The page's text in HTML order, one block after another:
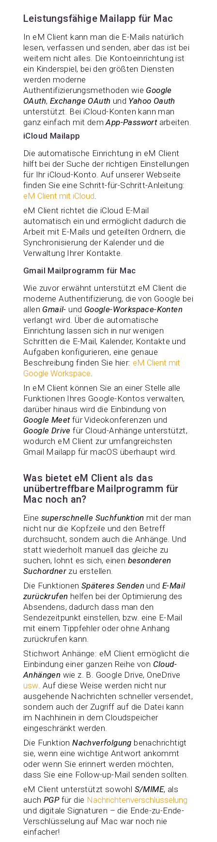
Leistungsfähige Mailapp für Mac
In eM Client kann man die E-Mails natürlich
lesen, verfassen und senden, aber das ist bei
weitem nicht alles. Die Kontoeinrichtung ist
ein Kinderspiel, bei den größten Diensten
werden moderne
Authentifizierungsmethoden wie Google
OAuth, Exchange OAuth und Yahoo Oauth
unterstützt. Bei iCloud-Konten kann man
ganz einfach mit demApp-Passwortarbeiten.
iCloud Mailapp
Die automatische Einrichtung in eM Client
hilft bei der Suche der richtigen Einstellungen
für Ihr iCloud-Konto. Auf unserer Webseite
finden Sie eine Schritt-für-Schritt-Anleitung:
eM Client mit iCloud.
eM Client richtet die iCloud E-Mail
automatisch ein und ermöglicht dadurch die
Arbeit mit E-Mails und geteilten Ordnern, die
Synchronisierung der Kalender und die
Verwaltung Ihrer Kontakte.
Gmail Mailprogramm für Mac
Wie zuvor erwähnt unterstützt eM Client die
moderne Authentifizierung, die von Google bei
allen Gmail- und Google-Workspace-Konten
verlangt wird. Über die automatische
Einrichtung lassen sich in nur wenigen
Schritten die E-Mail, Kalender, Kontakte und
Aufgaben konfigurieren, eine genaue
Beschreibung finden Sie hier: eM Client mit
Google Workspace.
In eM Client können Sie an einer Stelle alle
Funktionen Ihres Google-Kontos verwalten,
darüber hinaus wird die Einbindung von
Google Meetfür Videokonferenzen und
Google Drive für Cloud-Anhänge unterstützt,
wodurch eM Client zur umfangreichsten
Gmail Mailapp für macOS überhaupt wird.
Was bietet eM Client als das
unübertreffbare Mailprogramm für
Mac noch an?
Eine superschnelle Suchfunktion mit der man
nicht nur die Kopfzeile und den Betreff
durchsucht, sondern auch die Anhänge. Und
statt wiederholt manuell das gleiche zu
suchen, lohnt es sich, einen besonderen
Suchordner zu erstellen.
Die Funktionen Späteres Senden und E-Mail
zurückrufen helfen bei der Optimierung des
Absendens, dadurch dass man den
Sendezeitpunkt einstellen, bzw. eine E-Mail
mit einem Tippfehler oder ohne Anhang
zurückrufen kann.
Stichwort Anhänge: eM Client ermöglicht die
Einbindung einer ganzen Reihe von Cloud-
Anhängen wie z. B. Google Drive, OneDrive
usw. Auf diese Weise werden nicht nur
ausgehende Nachrichten schneller versendet,
sondern auch der Zugriff auf die Datei kann
im Nachhinein in dem Cloudspeicher
eingeschränkt werden.
Die FunktionNachverfolgung benachrichtigt
sie, wenn eine wichtige Antwort ankommt
oder wenn Sie erinnert werden möchten,
dass Sie eine Follow-up-Mail senden sollten.
eM Client unterstützt sowohl S/MIME, als
auch PGPfür die Nachrichtenverschlüsselung
und digitale Signaturen – die Ende-zu-Ende-
Verschlüsselung auf Mac war noch nie
einfacher!